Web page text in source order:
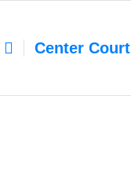
Center Court